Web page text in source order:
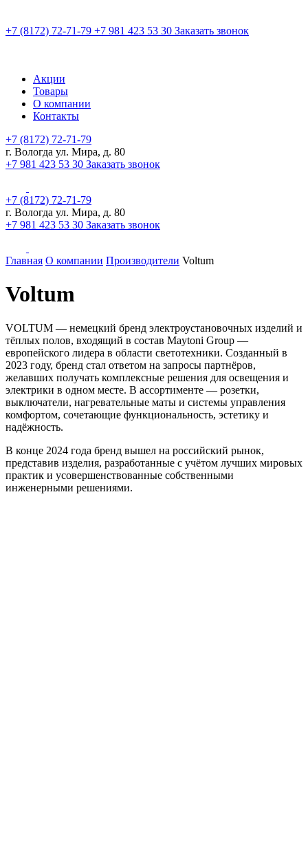
+7 (8172) 72-71-79 +7 981 423 53 30 Заказать звонок
Акции
Товары
О компании
Контакты
+7 (8172) 72-71-79
г. Вологда ул. Мира, д. 80
+7 981 423 53 30 Заказать звонок
+7 (8172) 72-71-79
г. Вологда ул. Мира, д. 80
+7 981 423 53 30 Заказать звонок
Главная О компании Производители Voltum
Voltum
VOLTUM — немецкий бренд электроустановочных изделий и
тёплых полов, входящий в состав Maytoni Group —
европейского лидера в области светотехники. Созданный в
2023 году, бренд стал ответом на запросы партнёров,
желавших получать комплексные решения для освещения и
электрики в одном месте. В ассортименте — розетки,
выключатели, нагревательные маты и системы управления
комфортом, сочетающие функциональность, эстетику и
надёжность.
В конце 2024 года бренд вышел на российский рынок,
представив изделия, разработанные с учётом лучших мировых
практик и усовершенствованные собственными
инженерными решениями.